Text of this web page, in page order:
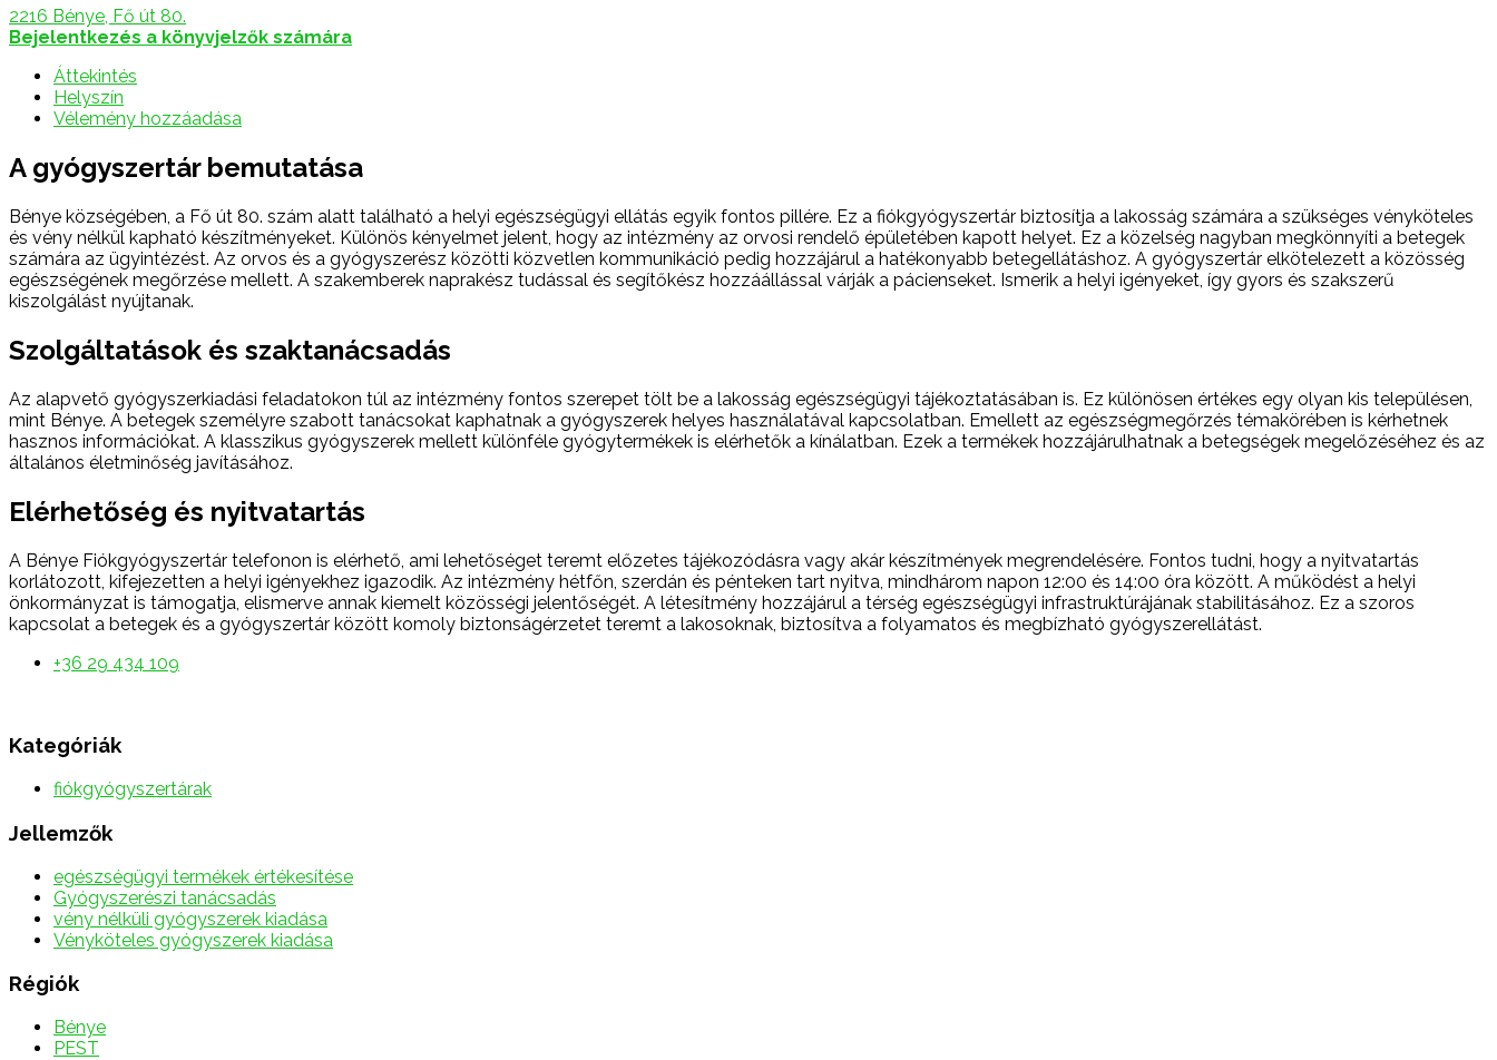
2216 Bénye, Fő út 80.
Bejelentkezés a könyvjelzők számára
Áttekintés
Helyszín
Vélemény hozzáadása
A gyógyszertár bemutatása
Bénye községében, a Fő út 80. szám alatt található a helyi egészségügyi ellátás egyik fontos pillére. Ez a fiókgyógyszertár biztosítja a lakosság számára a szükséges vényköteles
és vény nélkül kapható készítményeket. Különös kényelmet jelent, hogy az intézmény az orvosi rendelő épületében kapott helyet. Ez a közelség nagyban megkönnyíti a betegek
számára az ügyintézést. Az orvos és a gyógyszerész közötti közvetlen kommunikáció pedig hozzájárul a hatékonyabb betegellátáshoz. A gyógyszertár elkötelezett a közösség
egészségének megőrzése mellett. A szakemberek naprakész tudással és segítőkész hozzáállással várják a pácienseket. Ismerik a helyi igényeket, így gyors és szakszerű
kiszolgálást nyújtanak.
Szolgáltatások és szaktanácsadás
Az alapvető gyógyszerkiadási feladatokon túl az intézmény fontos szerepet tölt be a lakosság egészségügyi tájékoztatásában is. Ez különösen értékes egy olyan kis településen,
mint Bénye. A betegek személyre szabott tanácsokat kaphatnak a gyógyszerek helyes használatával kapcsolatban. Emellett az egészségmegőrzés témakörében is kérhetnek
hasznos információkat. A klasszikus gyógyszerek mellett különféle gyógytermékek is elérhetők a kínálatban. Ezek a termékek hozzájárulhatnak a betegségek megelőzéséhez és az
általános életminőség javításához.
Elérhetőség és nyitvatartás
A Bénye Fiókgyógyszertár telefonon is elérhető, ami lehetőséget teremt előzetes tájékozódásra vagy akár készítmények megrendelésére. Fontos tudni, hogy a nyitvatartás
korlátozott, kifejezetten a helyi igényekhez igazodik. Az intézmény hétfőn, szerdán és pénteken tart nyitva, mindhárom napon 12:00 és 14:00 óra között. A működést a helyi
önkormányzat is támogatja, elismerve annak kiemelt közösségi jelentőségét. A létesítmény hozzájárul a térség egészségügyi infrastruktúrájának stabilitásához. Ez a szoros
kapcsolat a betegek és a gyógyszertár között komoly biztonságérzetet teremt a lakosoknak, biztosítva a folyamatos és megbízható gyógyszerellátást.
+36 29 434 109
Kategóriák
fiókgyógyszertárak
Jellemzők
egészségügyi termékek értékesítése
Gyógyszerészi tanácsadás
vény nélküli gyógyszerek kiadása
Vényköteles gyógyszerek kiadása
Régiók
Bénye
PEST